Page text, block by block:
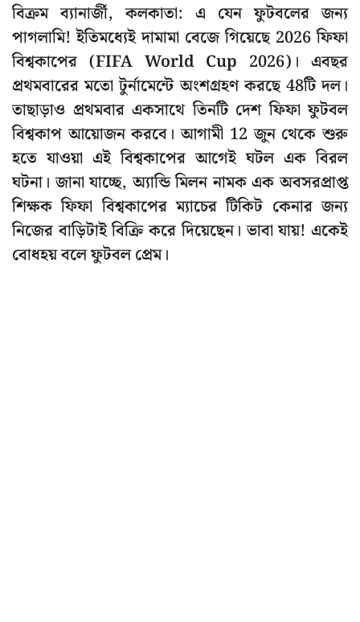
বিক্রম ব্যানার্জী, কলকাতা: এ যেন ফুটবলের জন্য
পাগলামি! ইতিমধ্যেই দামামা বেজে গিয়েছে 2026 ফিফা
বিশ্বকাপের (FIFA World Cup 2026)। এবছর
প্রথমবারের মতো টুর্নামেন্টে অংশগ্রহণ করছে 48টি দল।
তাছাড়াও প্রথমবার একসাথে তিনটি দেশ ফিফা ফুটবল
বিশ্বকাপ আয়োজন করবে। আগামী 12 জুন থেকে শুরু
হতে যাওয়া এই বিশ্বকাপের আগেই ঘটল এক বিরল
ঘটনা। জানা যাচ্ছে, অ্যান্ডি মিলন নামক এক অবসরপ্রাপ্ত
শিক্ষক ফিফা বিশ্বকাপের ম্যাচের টিকিট কেনার জন্য
নিজের বাড়িটাই বিক্রি করে দিয়েছেন। ভাবা যায়! একেই
বোধহয় বলে ফুটবল প্রেম।